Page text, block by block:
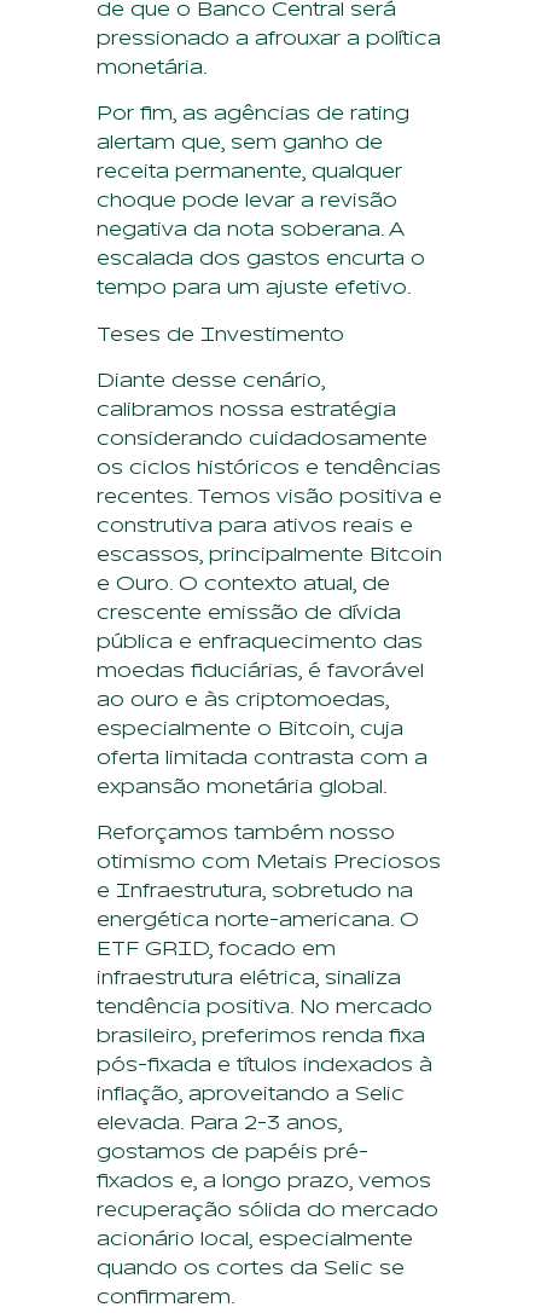
de que o Banco Central será
pressionado a afrouxar a política
monetária.
Por fim, as agências de rating
alertam que, sem ganho de
receita permanente, qualquer
choque pode levar a revisão
negativa da nota soberana. A
escalada dos gastos encurta o
tempo para um ajuste efetivo.
Teses de Investimento
Diante desse cenário,
calibramos nossa estratégia
considerando cuidadosamente
os ciclos históricos e tendências
recentes. Temos visão positiva e
construtiva para ativos reais e
escassos, principalmente Bitcoin
e Ouro. O contexto atual, de
crescente emissão de dívida
pública e enfraquecimento das
moedas fiduciárias, é favorável
ao ouro e às criptomoedas,
especialmente o Bitcoin, cuja
oferta limitada contrasta com a
expansão monetária global.
Reforçamos também nosso
otimismo com Metais Preciosos
e Infraestrutura, sobretudo na
energética norte-americana. O
ETF GRID, focado em
infraestrutura elétrica, sinaliza
tendência positiva. No mercado
brasileiro, preferimos renda fixa
pós-fixada e títulos indexados à
inflação, aproveitando a Selic
elevada. Para 2-3 anos,
gostamos de papéis pré-
fixados e, a longo prazo, vemos
recuperação sólida do mercado
acionário local, especialmente
quando os cortes da Selic se
confirmarem.